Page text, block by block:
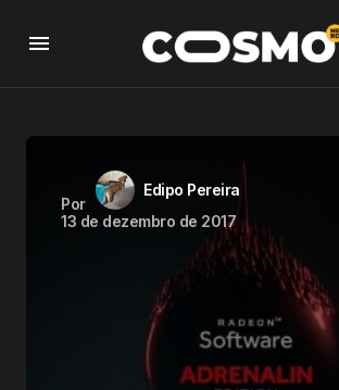
Por
Edipo Pereira
13 de dezembro de 2017